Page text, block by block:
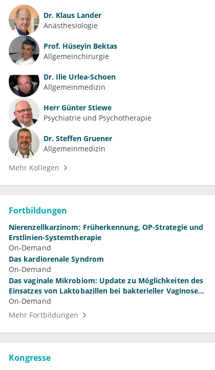
Dr. Klaus Lander
Anästhesiologie
Prof. Hüseyin Bektas
Allgemeinchirurgie
Dr. Ilie Urlea-Schoen
Allgemeinmedizin
Herr Günter Stiewe
Psychiatrie und Psychotherapie
Dr. Steffen Gruener
Allgemeinmedizin
Mehr Kollegen
Fortbildungen
Nierenzellkarzinom: Früherkennung, OP-Strategie und
Erstlinien-Systemtherapie
On-Demand
Das kardiorenale Syndrom
On-Demand
Das vaginale Mikrobiom: Update zu Möglichkeiten des
Einsatzes von Laktobazillen bei bakterieller Vaginose
und Vulvovaginalkandidose
On-Demand
Mehr Fortbildungen
Kongresse